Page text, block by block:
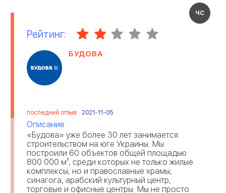
ЧС
Рейтинг:
БУДОВА
последний отзыв: 2021-11-05
Описание
«Будова» уже более 30 лет занимается
строительством на юге Украины. Мы
построили 60 объектов общей площадью
800 000 м², среди которых не только жилые
комплексы, но и православные храмы,
синагога, арабский культурный центр,
торговые и офисные центры. Мы не просто